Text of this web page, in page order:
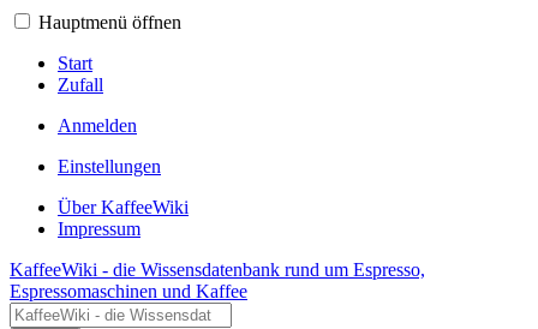
Hauptmenü öffnen
Start
Zufall
Anmelden
Einstellungen
Über KaffeeWiki
Impressum
KaffeeWiki - die Wissensdatenbank rund um Espresso,
Espressomaschinen und Kaffee